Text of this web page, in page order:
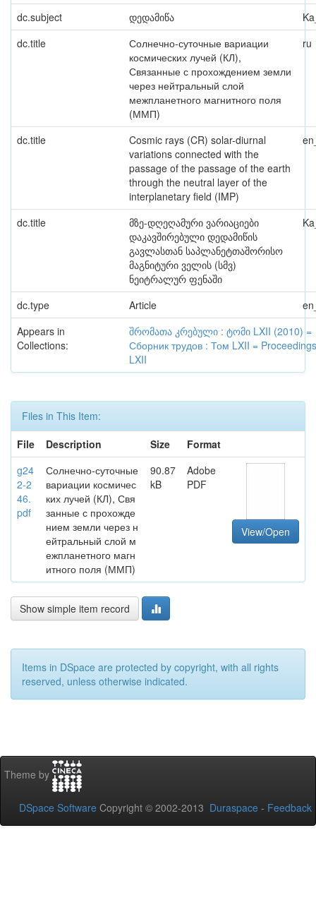
dc.subject
დედამიწა
dc.title
Солнечно-суточные вариации
космических лучей (КЛ),
Связанные с прохождением земли
через нейтральный слой
межпланетного магнитного поля
(ММП)
ru
dc.title
Cosmic rays (CR) solar-diurnal
variations connected with the
passage of the passage of the earth
through the neutral layer of the
interplanetary field (IMP)
dc.title
მზე-დღეღამური ვარიაციები
დაკავშირებული დედამიწის
გავლასთან საპლანეტთაშორისო
მაგნიტური ველის (სმვ)
ნეიტრალურ ფენაში
dc.type Article
Appears in
Collections:
შრომათა კრებული : ტომი LXII (2010) =
Сборник трудов : Том LXII =
LXII
Files in This Item:
File
Description Size
Format
g24
2-2
46.
pdf
Солнечно-суточные
вариации космичес
ких лучей (КЛ), Свя
занные с прохожде
нием земли через н
ейтральный слой м
ежпланетного магн
итного поля (ММП)
90.87
kB
Adobe
PDF
View/Open
Show simple item record
Items in DSpace are protected by copyright, with all rights
reserved, unless otherwise indicated.
Theme by
DSpace Software Copyright © 2002-2013 Duraspace - Feedback